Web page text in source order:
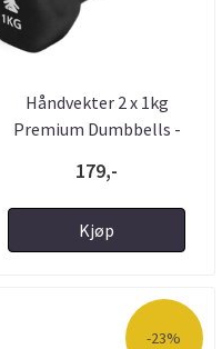
Håndvekter 2 x 1kg
Premium Dumbbells -
179,-
Kjøp
-23%